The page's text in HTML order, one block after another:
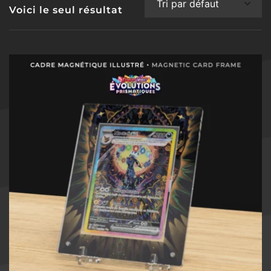
Voici le seul résultat